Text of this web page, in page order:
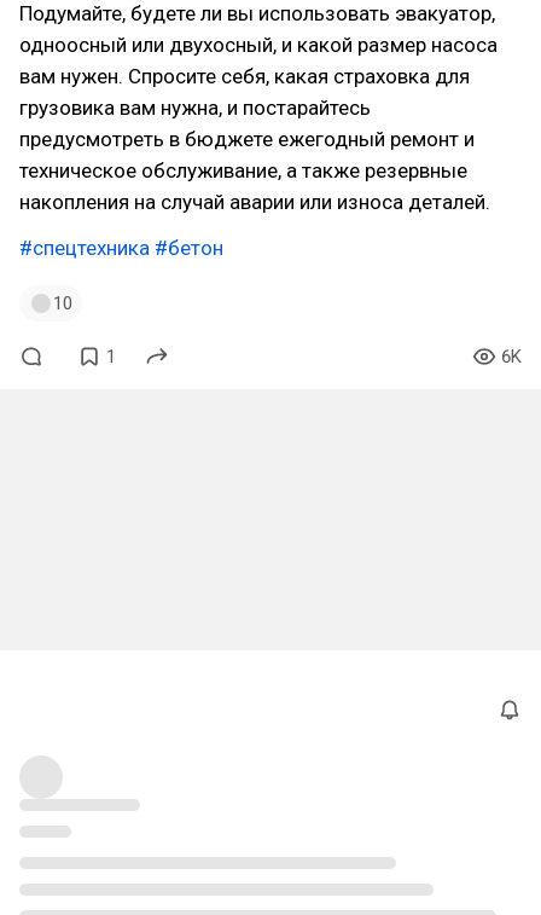
Подумайте, будете ли вы использовать эвакуатор,
одноосный или двухосный, и какой размер насоса
вам нужен. Спросите себя, какая страховка для
грузовика вам нужна, и постарайтесь
предусмотреть в бюджете ежегодный ремонт и
техническое обслуживание, а также резервные
накопления на случай аварии или износа деталей.
#спецтехника #бетон
10
1 6K